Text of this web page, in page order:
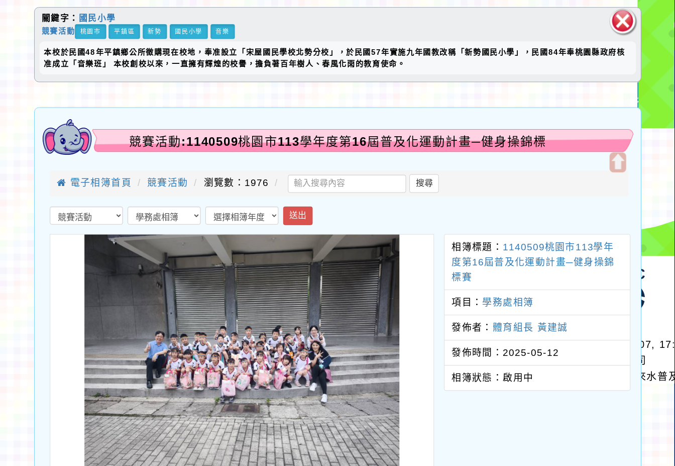
塊
關鍵字： 國民小學
競賽活動 桃園市 平鎮區 新勢 國民小學 音樂
本校於民國48年平鎮鄉公所徵購現在校地，奉准設立「宋屋國民學校北勢分校」，於民國57年實施九年國教改稱「新勢國民小學」，民國84年奉桃園縣政府核
准成立「音樂班」 本校創校以來，一直擁有輝煌的校譽，擔負著百年樹人、春風化雨的教育使命。
競賽活動:1140509桃園市113學年度第16屆普及化運動計畫─健身操錦標
電子相簿首頁 競賽活動 瀏覽數：1976 搜尋
送出
相簿標題： 1140509桃園市113學年
度第16屆普及化運動計畫─健身操錦
標賽
項目： 學務處相簿
發佈者： 體育組長 黃建誠
發佈時間：2025-05-12
相簿狀態：啟用中